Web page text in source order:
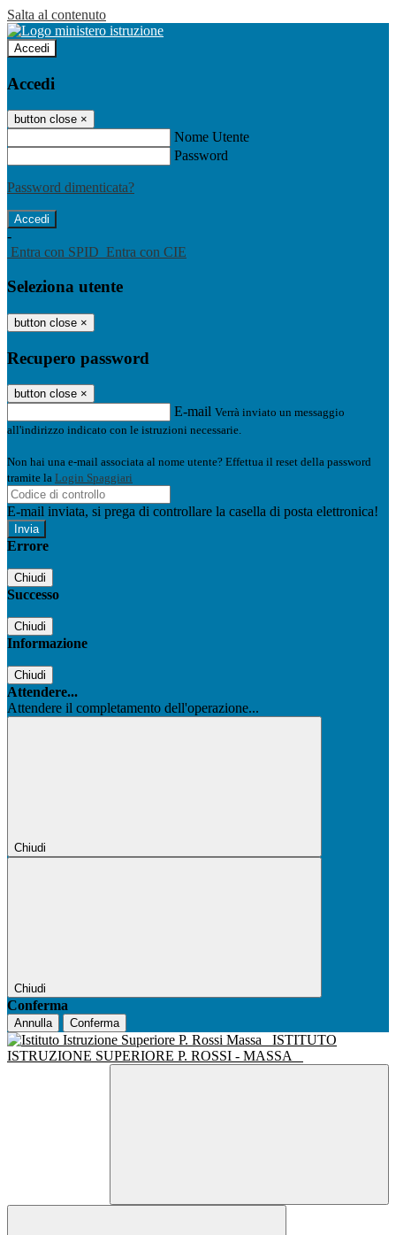
Salta al contenuto
Accedi
Accedi
button close ×
Nome Utente
Password
Password dimenticata?
-
Entra con SPID Entra con CIE
Seleziona utente
button close ×
Recupero password
button close ×
E-mail Verrà inviato un messaggio
all'indirizzo indicato con le istruzioni necessarie.
Non hai una e-mail associata al nome utente? Effettua il reset della password
tramite la Login Spaggiari
E-mail inviata, si prega di controllare la casella di posta elettronica!
Errore
Chiudi
Successo
Chiudi
Informazione
Chiudi
Attendere...
Attendere il completamento dell'operazione...
Chiudi
Chiudi
Conferma
Annulla Conferma
ISTITUTO
ISTRUZIONE SUPERIORE P. ROSSI - MASSA